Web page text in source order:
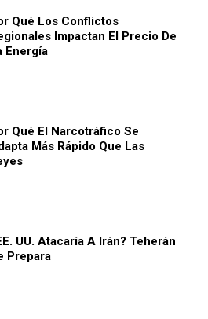
Qué Los Conflictos
Impactan El Precio De
Energía
Qué El Narcotráfico Se
Más Rápido Que Las
UU. Atacaría A Irán? Teherán
Prepara